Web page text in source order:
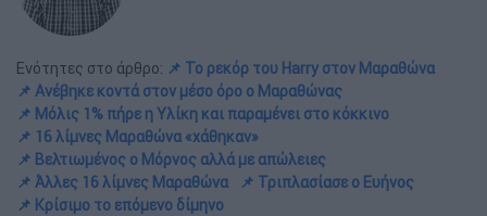
Ενότητες στο άρθρο: 📌 Το ρεκόρ του Harry στον Μαραθώνα
📌 Ανέβηκε κοντά στον μέσο όρο ο Μαραθώνας
📌 Μόλις 1% πήρε η Υλίκη και παραμένει στο κόκκινο
📌 16 λίμνες Μαραθώνα «χάθηκαν»
📌 Βελτιωμένος ο Μόρνος αλλά με απώλειες
📌 Άλλες 16 λίμνες Μαραθώνα
📌 Τριπλασίασε ο Ευήνος
📌 Κρίσιμο το επόμενο δίμηνο